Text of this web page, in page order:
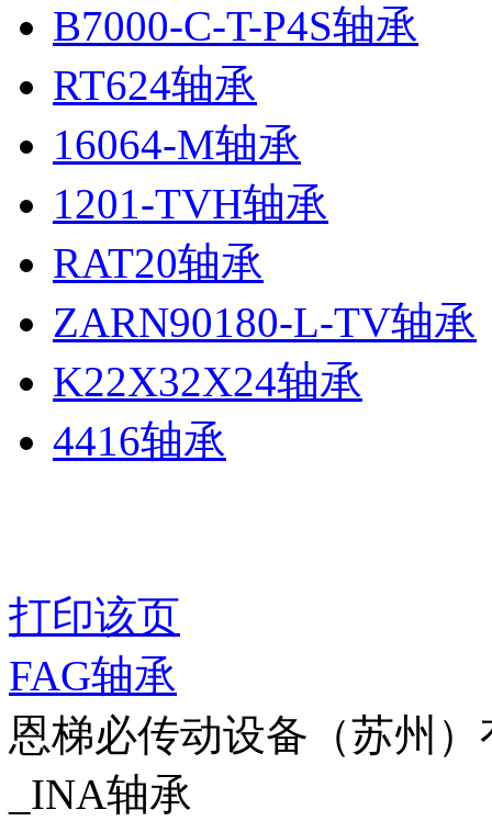
B7000-C-T-P4S轴承
RT624轴承
16064-M轴承
1201-TVH轴承
RAT20轴承
ZARN90180-L-TV轴承
K22X32X24轴承
4416轴承
打印该页
FAG轴承
恩梯必传动设备（苏州
_INA轴承